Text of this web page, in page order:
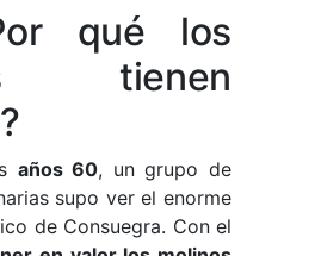
qué los
tienen
años 60, un grupo de
supo ver el enorme
de Consuegra. Con el